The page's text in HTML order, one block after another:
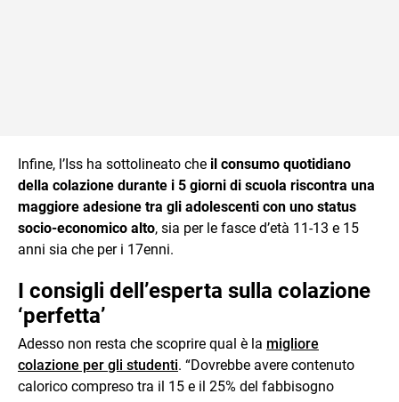
Infine, l’Iss ha sottolineato che il consumo quotidiano
della colazione durante i 5 giorni di scuola riscontra una
maggiore adesione tra gli adolescenti con uno status
socio-economico alto, sia per le fasce d’età 11-13 e 15
anni sia che per i 17enni.
I consigli dell’esperta sulla colazione
‘perfetta’
Adesso non resta che scoprire qual è la migliore
colazione per gli studenti. “Dovrebbe avere contenuto
calorico compreso tra il 15 e il 25% del fabbisogno